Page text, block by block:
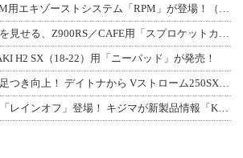
RPM から ホンダ GROM用エキゾーストシステム「RPM」が登場！（動画あり
カスタムスプロケットを見せる、Z900RS／CAFE用「スプロケットカバーフルキ
H2 SX（18-22）用「ニーパッド」が発売！
ゲル素材入りで快適＆足つき向上！ デイトナから Vストローム250SX用「快適ロ
ミラー用撥水フィルム「レインオフ」登場！ キジマが新製品情報「KIJIMA NE